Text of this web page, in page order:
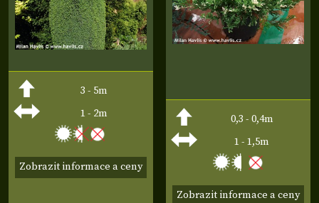
3 - 5m
1 - 2m
Zobrazit informace a ceny
0,3 - 0,4m
1 - 1,5m
Zobrazit informace a ceny